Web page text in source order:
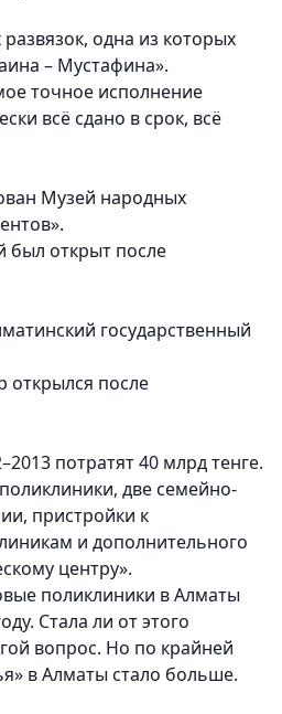
одна из которых
– Мустафина».
точное исполнение
всё сдано в срок, всё
Музей народных
был открыт после
государственный
открылся после
потратят 40 млрд тенге.
две семейно-
пристройки к
и дополнительного
центру».
поликлиники в Алматы
Стала ли от этого
вопрос. Но по крайней
в Алматы стало больше.